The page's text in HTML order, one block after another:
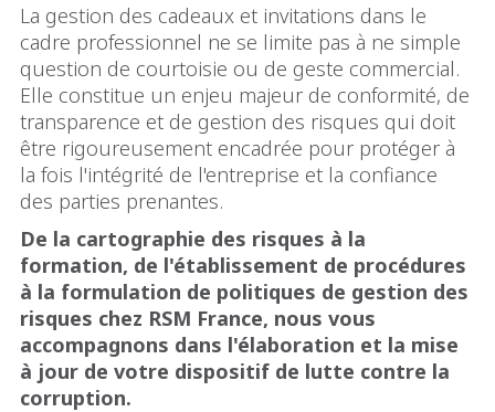
La gestion des cadeaux et invitations dans le
cadre professionnel ne se limite pas à ne simple
question de courtoisie ou de geste commercial.
Elle constitue un enjeu majeur de conformité, de
transparence et de gestion des risques qui doit
être rigoureusement encadrée pour protéger à
la fois l'intégrité de l'entreprise et la confiance
des parties prenantes.
De la cartographie des risques à la
formation, de l'établissement de procédures
à la formulation de politiques de gestion des
risques chez RSM France, nous vous
accompagnons dans l'élaboration et la mise
à jour de votre dispositif de lutte contre la
corruption.